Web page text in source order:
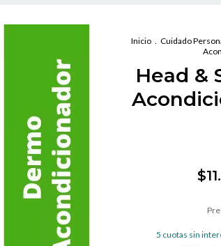
Inicio . Cuidado
Head &
5 cuotas sin